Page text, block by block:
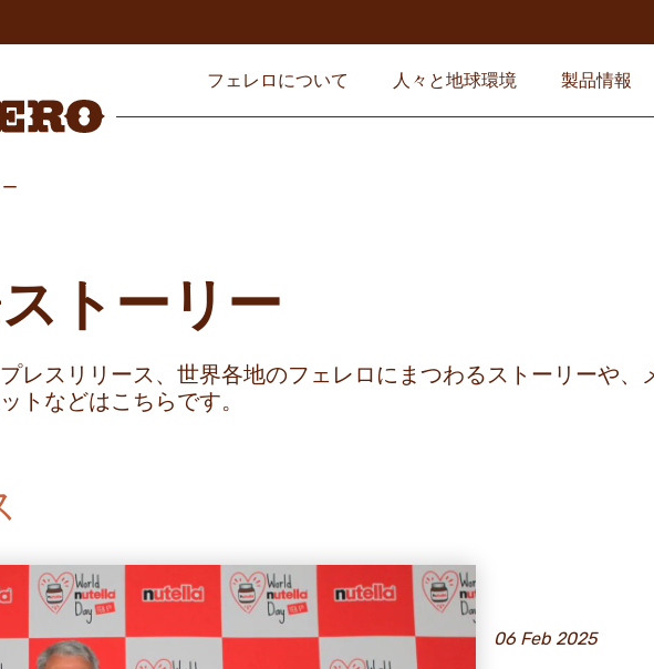
フェレロについて 人々と地球環境 製品情報
トーリー
レスリリース、世界各地のフェレロにまつわるストーリーや、
トなどはこちらです。
06 Feb 2025